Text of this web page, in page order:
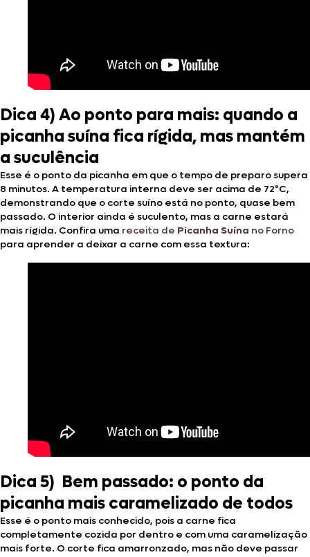
Dica 4) Ao ponto para mais: quando a
picanha suína fica rígida, mas mantém
a suculência
Esse é o ponto da picanha em que o tempo de preparo supera
8 minutos. A temperatura interna deve ser acima de 72ºC,
demonstrando que o corte suíno está no ponto, quase bem
passado. O interior ainda é suculento, mas a carne estará
mais rígida. Confira uma receita de Picanha Suína no Forno
para aprender a deixar a carne com essa textura:
Dica 5) Bem passado: o ponto da
picanha mais caramelizado de todos
Esse é o ponto mais conhecido, pois a carne fica
completamente cozida por dentro e com uma caramelização
mais forte. O corte fica amarronzado, mas não deve passar